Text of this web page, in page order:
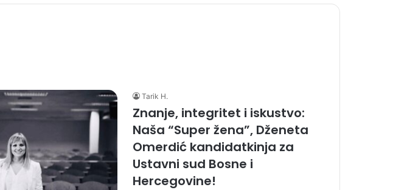
Tarik H.
Znanje, integritet i iskustvo:
Naša “Super žena”, Dženeta
Omerdić kandidatkinja za
Ustavni sud Bosne i
Hercegovine!